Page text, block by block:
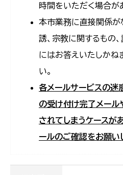
時間をいただく場合が
本市業務に直接関係が
誘、宗教に関するもの
にはお答えいたしかね
い。
各メールサービスの迷
の受け付け完了メール
されてしまうケースが
ールのご確認をお願い